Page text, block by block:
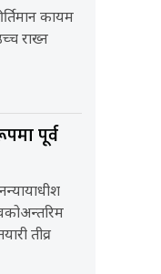
कायम
राख्न
पूर्व
तीव्र